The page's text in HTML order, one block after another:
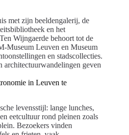
met zijn beeldengalerij, de
en het
Wijngaerde behoort tot de
Museum Leuven en Museum
en stadscollecties.
architectuurwandelingen geven
in Leuven te
levensstijl: lange lunches,
eetcultuur rond pleinen zoals
Bezoekers vinden